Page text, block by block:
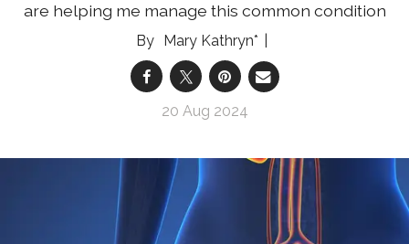
are helping me manage this common condition
Mary Kathryn*
20 Aug 2024